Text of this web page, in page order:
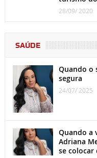
28/09/ 2020
SAÚDE
Quando o
segura
24/07/ 2025
Quando a
Adriana
se